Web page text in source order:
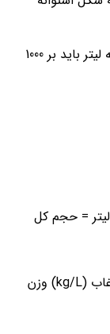
این حجم بر حسب cm³ است، که برای تبدیل به لیتر باید بر 1000
لیتر = حجم کل
وزن دوغاب(kg)=حجم کلی (L)×چگالی دوغاب (kg/L) وزن